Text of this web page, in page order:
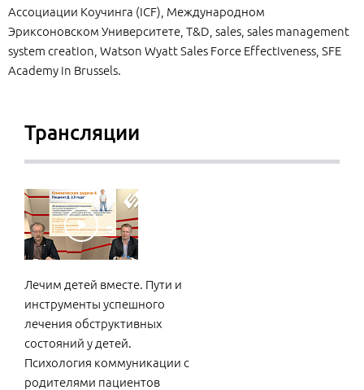
Ассоциации Коучинга (ICF), Международном
Эриксоновском Университете, T&D, sales, sales management
system creation, Watson Wyatt Sales Force Effectiveness, SFE
Academy in Brussels.
Трансляции
Лечим детей вместе. Пути и
инструменты успешного
лечения обструктивных
состояний у детей.
Психология коммуникации с
родителями пациентов